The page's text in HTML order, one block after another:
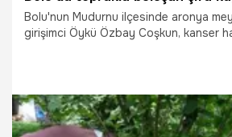
Bolu'nun Mudurnu ilçesinde aronya
girişimci Öykü Özbay Coşkun, kanser
vurgulayan Coşkun, "Değerini bilenler
ulaşıyor. Gayet doğal, gönül
meyve" dedi.